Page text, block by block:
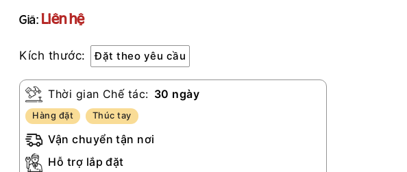
Giá:Liên hệ
Kích thước: Đặt theo yêu cầu
Thời gian Chế tác: 30 ngày
Hàng đặt Thúc tay
Vận chuyển tận nơi
Hỗ trợ lắp đặt